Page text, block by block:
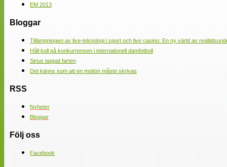
EM 2013
Bloggar
Tillämpningen av live-teknologi i sport och live casino: En ny värld av
Håll koll på konkurrensen i internationell damfotboll
Sirius tappat farten
Det känns som att en motion måste skrivas
RSS
Nyheter
Bloggar
Följ oss
Facebook